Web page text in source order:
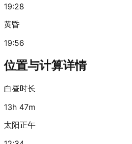
19:28
黄昏
19:56
位置与计算详情
白昼时长
13h 47m
太阳正午